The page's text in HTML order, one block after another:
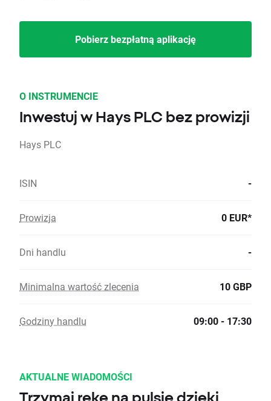
Pobierz bezpłatną aplikację
O INSTRUMENCIE
Inwestuj w Hays PLC bez prowizji
Hays PLC
ISIN -
Prowizja 0 EUR*
Dni handlu -
Minimalna wartość zlecenia 10 GBP
Godziny handlu 09:00 - 17:30
AKTUALNE WIADOMOŚCI
Trzymaj rękę na pulsie dzięki